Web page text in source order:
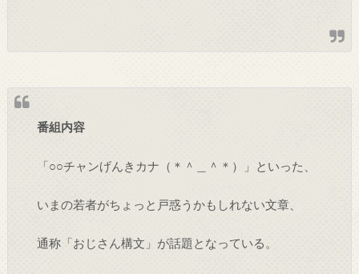
番組内容
「○○チャンげんきカナ（＊＾＿＾＊）」といった、
いまの若者がちょっと戸惑うかもしれない文章、
通称「おじさん構文」が話題となっている。